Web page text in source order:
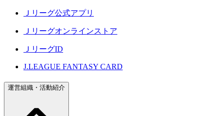
Ｊリーグ公式アプリ
Ｊリーグオンラインストア
ＪリーグID
J.LEAGUE FANTASY CARD
運営組織・活動紹介